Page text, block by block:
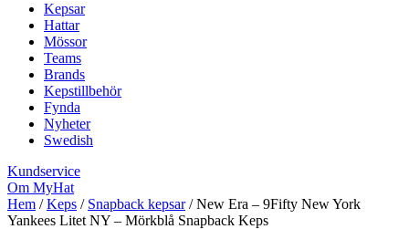
Kepsar
Hattar
Mössor
Teams
Brands
Kepstillbehör
Fynda
Nyheter
Swedish
Kundservice
Om MyHat
Hem / Keps / Snapback kepsar / New Era – 9Fifty New York
Yankees Litet NY – Mörkblå Snapback Keps